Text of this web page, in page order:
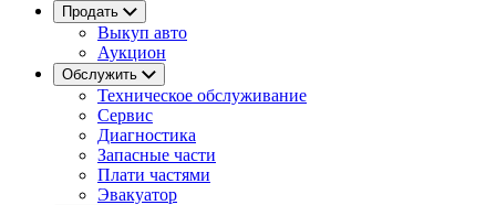
Продать
Выкуп авто
Аукцион
Обслужить
Техническое обслуживание
Сервис
Диагностика
Запасные части
Плати частями
Эвакуатор